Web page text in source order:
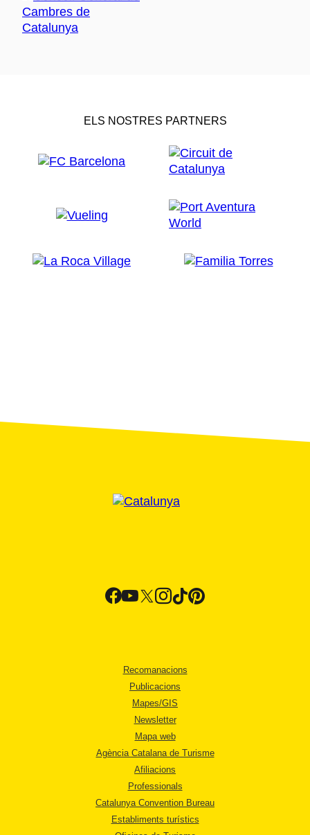
ELS NOSTRES PARTNERS
Recomanacions
Publicacions
Mapes/GIS
Newsletter
Mapa web
Agència Catalana de Turisme
Afiliacions
Professionals
Catalunya Convention Bureau
Establiments turístics